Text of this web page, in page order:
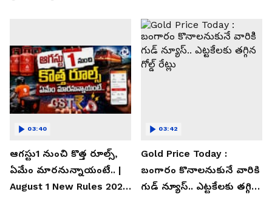
ఆగస్టు1 నుంచి కొత్త రూల్స్,
ఏమేం మారనున్నాయంటే.. |
August 1 New Rules 2026
03:40
Gold Price Today :
బంగారం కొనాలనుకునే వారికి
గుడ్ న్యూస్.. ఎట్టకేలకు తగ్గిన
03:42